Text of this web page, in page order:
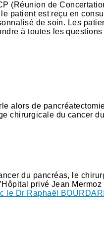
(Réunion de
patient est reçu en
de soin. Les
à toutes les
alors de
chirurgicale du cancer
du pancréas, le
privé Jean
le Dr Raphaël